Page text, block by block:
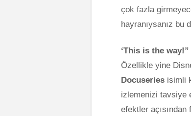
çok fazla
hayranıysanız bu
‘This is the way!”
Özellikle yine
Docuseries isimli
izlemenizi tavsiye
efektler açısından